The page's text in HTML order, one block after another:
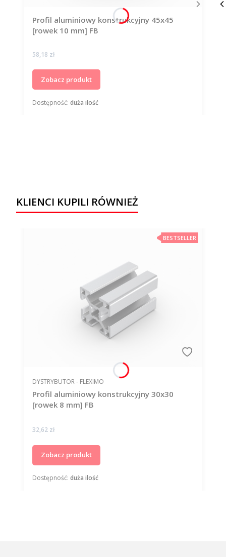
Profil aluminiowy konstrukcyjny 45x45
[rowek 10 mm] FB
Cena
58,18 zł
Zobacz produkt
Dostępność: duża ilość
KLIENCI KUPILI RÓWNIEŻ
BESTSELLER
Profil aluminiowy konstrukcyjny 30x30
[rowek 8 mm] FB
PRODUCENT
DYSTRYBUTOR - FLEXIMO
Cena
32,62 zł
Zobacz produkt
Dostępność: duża ilość